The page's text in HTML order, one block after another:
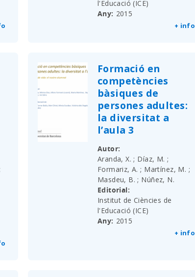
l'Educació (ICE)
Any 2015
+ info
Formació en
competències
bàsiques de
persones adultes:
la diversitat a
l’aula 3
Autor
Aranda, X. ; Díaz, M. ;
Formariz, A. ; Martínez, M. ;
Masdeu, B. ; Núñez, N.
Editorial
Institut de Ciències de
l'Educació (ICE)
Any 2015
+ info